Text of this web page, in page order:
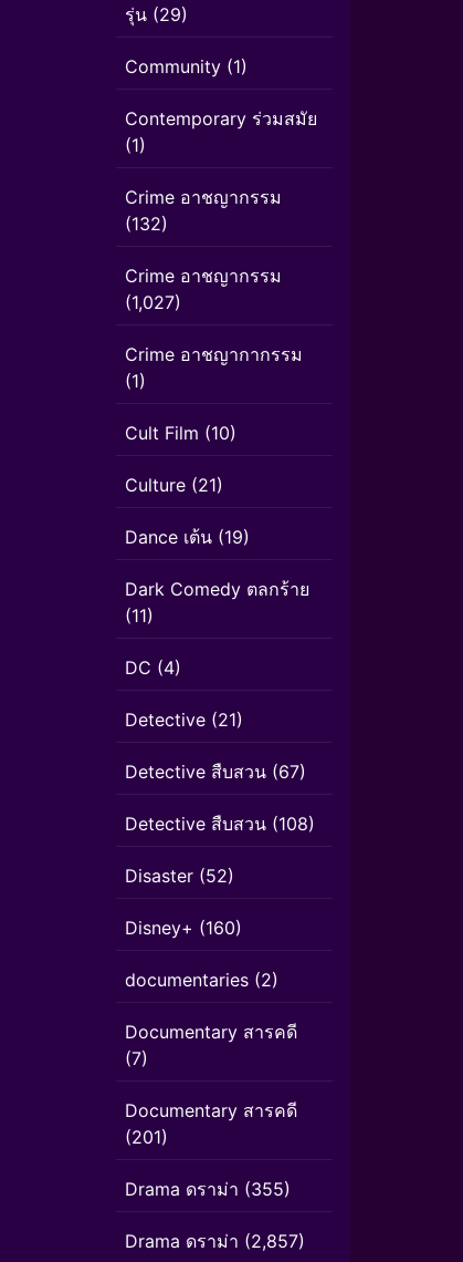
รุ่น (29)
Community (1)
Contemporary ร่วมสมัย
(1)
Crime อาชญากรรม
(132)
Crime อาชญากรรม
(1,027)
Crime อาชญากากรรม
(1)
Cult Film (10)
Culture (21)
Dance เต้น (19)
Dark Comedy ตลกร้าย
(11)
DC (4)
Detective (21)
Detective สืบสวน (67)
Detective สืบสวน (108)
Disaster (52)
Disney+ (160)
documentaries (2)
Documentary สารคดี
(7)
Documentary สารคดี
(201)
Drama ดราม่า (355)
Drama ดราม่า (2,857)